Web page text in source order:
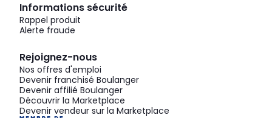
Informations sécurité
Rappel produit
Alerte fraude
Rejoignez-nous
Nos offres d'emploi
Devenir franchisé Boulanger
Devenir affilié Boulanger
Découvrir la Marketplace
Devenir vendeur sur la Marketplace